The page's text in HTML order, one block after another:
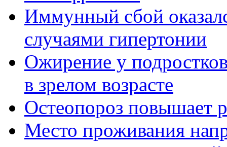
Иммунный сбой
случаями гипертонии
Ожирение у
в зрелом возрасте
Остеопороз повышает
Место проживания